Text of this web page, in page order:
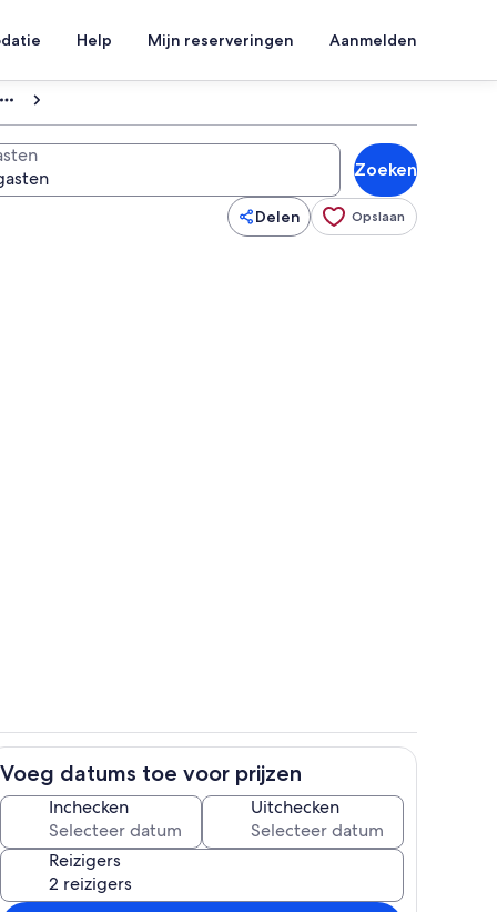
Help Mijn reserveringen Aanmelden
Zoeken
Delen Opslaan
Badkamer
Voeg datums toe voor prijzen
Inchecken Uitchecken
Reizigers